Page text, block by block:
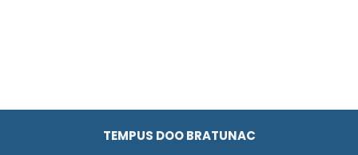
TEMPUS DOO BRATUNAC